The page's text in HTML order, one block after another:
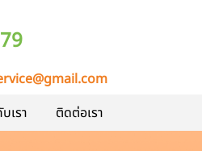
เรา ติดต่อเรา